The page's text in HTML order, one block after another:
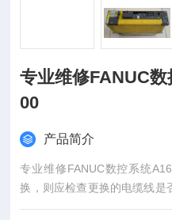
专业维修FANUC
00
产品简介
专业维修FANUC数控系统
换，则应检查更换的电缆线是
可靠连接等。